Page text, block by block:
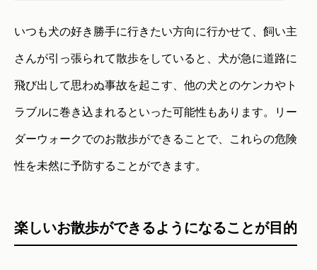
いつも犬の好き勝手に行きたい方向に行かせて、飼い主
さんが引っ張られて散歩をしていると、犬が急に道路に
飛び出して思わぬ事故を起こす、他の犬とのケンカやト
ラブルに巻き込まれるといった可能性もあります。リー
ダーウォークでのお散歩ができることで、これらの危険
性を未然に予防することができます。
楽しいお散歩ができるようになることが目的